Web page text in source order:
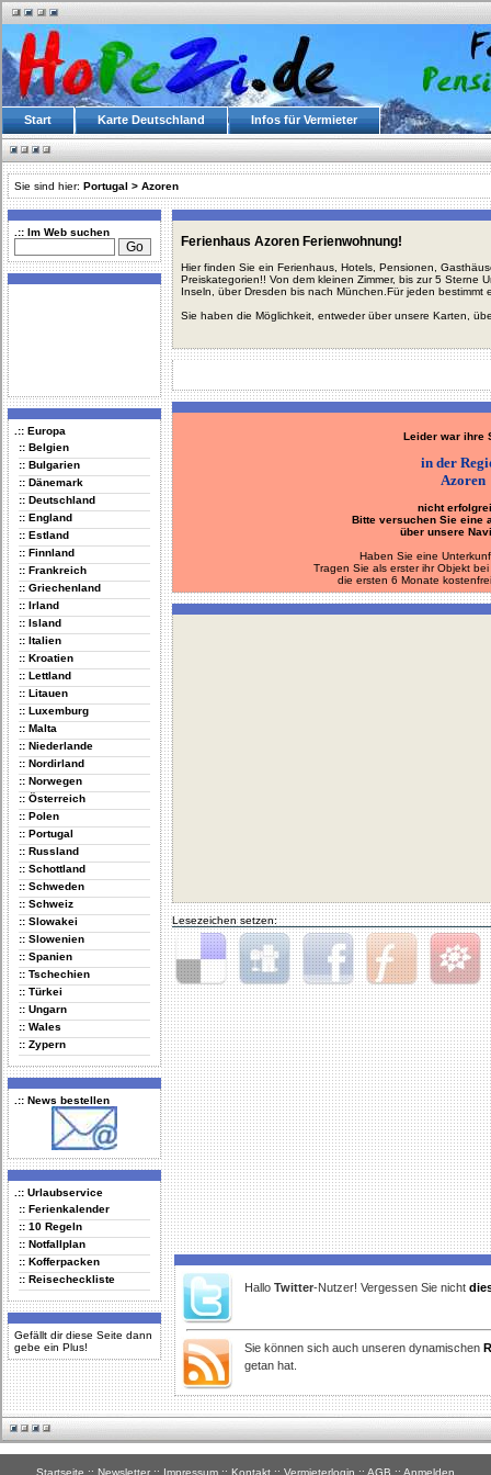
Start Karte Deutschland Infos für Vermieter
Sie sind hier: Portugal > Azoren
.:: Im Web suchen
.:: Europa
:: Belgien
:: Bulgarien
:: Dänemark
:: Deutschland
:: England
:: Estland
:: Finnland
:: Frankreich
:: Griechenland
:: Irland
:: Island
:: Italien
:: Kroatien
:: Lettland
:: Litauen
:: Luxemburg
:: Malta
:: Niederlande
:: Nordirland
:: Norwegen
:: Österreich
:: Polen
:: Portugal
:: Russland
:: Schottland
:: Schweden
:: Schweiz
:: Slowakei
:: Slowenien
:: Spanien
:: Tschechien
:: Türkei
:: Ungarn
:: Wales
:: Zypern
.:: News bestellen
.:: Urlaubservice
:: Ferienkalender
:: 10 Regeln
:: Notfallplan
:: Kofferpacken
:: Reisecheckliste
Gefällt dir diese Seite dann
gebe ein Plus!
Ferienhaus Azoren Ferienwohnung!
Hier finden Sie ein Ferienhaus, Hotels, Pensionen,
Preiskategorien!! Von dem kleinen Zimmer, bis zur 5 Sterne
Inseln, über Dresden bis nach München.Für jeden bestimmt
Sie haben die Möglichkeit, entweder über unsere Karten,
Leider war ihre
in der
Azoren
nicht
Bitte versuchen Sie eine
über unsere
Haben Sie eine
Tragen Sie als erster ihr Objekt
die ersten 6 Monate
Lesezeichen setzen:
Delicious Digg Facebook Furl StudiVZ
Hallo Twitter-Nutzer! Vergessen Sie nicht
Sie können sich auch unseren dynamischen
getan hat.
Startseite :: Newsletter :: Impressum :: Kontakt :: Vermieterlogin :: AGB :: Anmelden